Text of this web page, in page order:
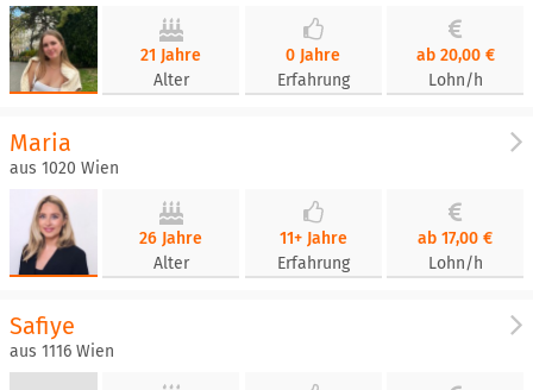
21 Jahre
Alter
0 Jahre
Erfahrung
ab 20,00 €
Lohn/h
Maria
aus 1020 Wien
26 Jahre
Alter
11+ Jahre
Erfahrung
ab 17,00 €
Lohn/h
Safiye
aus 1116 Wien